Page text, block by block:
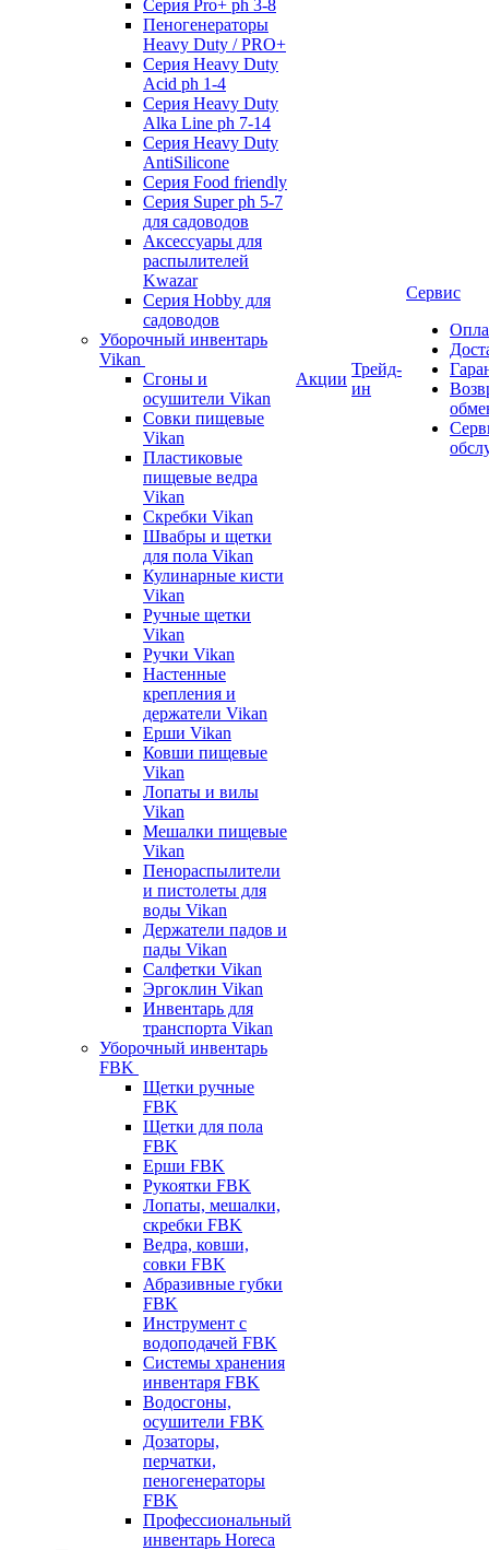
Серия Pro+ ph 3-8
Пеногенераторы
Heavy Duty / PRO+
Серия Heavy Duty
Acid ph 1-4
Серия Heavy Duty
Alka Line ph 7-14
Серия Heavy Duty
AntiSilicone
Серия Food friendly
Серия Super ph 5-7
для садоводов
Аксессуары для
распылителей
Kwazar
Серия Hobby для
садоводов
Уборочный инвентарь
Vikan
Сгоны и
осушители Vikan
Совки пищевые
Vikan
Пластиковые
пищевые ведра
Vikan
Скребки Vikan
Швабры и щетки
для пола Vikan
Кулинарные кисти
Vikan
Ручные щетки
Vikan
Ручки Vikan
Настенные
крепления и
держатели Vikan
Ерши Vikan
Ковши пищевые
Vikan
Лопаты и вилы
Vikan
Мешалки пищевые
Vikan
Пенораспылители
и пистолеты для
воды Vikan
Держатели падов и
пады Vikan
Салфетки Vikan
Эргоклин Vikan
Инвентарь для
транспорта Vikan
Уборочный инвентарь
FBK
Щетки ручные
FBK
Щетки для пола
FBK
Ерши FBK
Рукоятки FBK
Лопаты, мешалки,
скребки FBK
Ведра, ковши,
совки FBK
Абразивные губки
FBK
Инструмент с
водоподачей FBK
Системы хранения
инвентаря FBK
Водосгоны,
осушители FBK
Дозаторы,
перчатки,
пеногенераторы
FBK
Профессиональный
инвентарь Horeca
Акции
Трейд-
ин
Сервис